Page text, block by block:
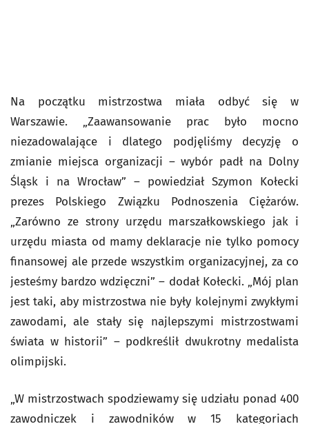
Na początku mistrzostwa miała odbyć się w
Warszawie. „Zaawansowanie prac było mocno
niezadowalające i dlatego podjęliśmy decyzję o
zmianie miejsca organizacji – wybór padł na Dolny
Śląsk i na Wrocław” – powiedział Szymon Kołecki
prezes Polskiego Związku Podnoszenia Ciężarów.
„Zarówno ze strony urzędu marszałkowskiego jak i
urzędu miasta od mamy deklaracje nie tylko pomocy
finansowej ale przede wszystkim organizacyjnej, za co
jesteśmy bardzo wdzięczni” – dodał Kołecki. „Mój plan
jest taki, aby mistrzostwa nie były kolejnymi zwykłymi
zawodami, ale stały się najlepszymi mistrzostwami
świata w historii” – podkreślił dwukrotny medalista
olimpijski.
„W mistrzostwach spodziewamy się udziału ponad 400
zawodniczek i zawodników w 15 kategoriach